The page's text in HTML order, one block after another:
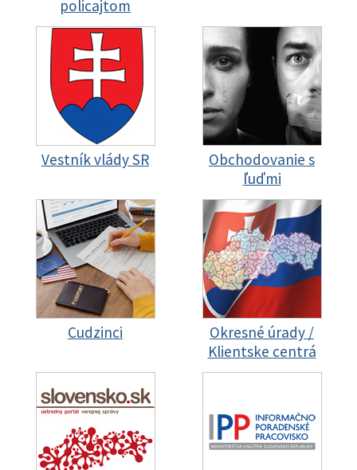
policajtom
Vestník vlády SR
Obchodovanie s
ľuďmi
Cudzinci
Okresné úrady /
Klientske centrá